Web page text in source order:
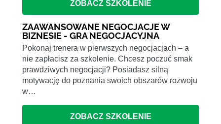
ZOBACZ SZKOLENIE
ZAAWANSOWANE NEGOCJACJE W
BIZNESIE - GRA NEGOCJACYJNA
Pokonaj trenera w pierwszych negocjacjach – a
nie zapłacisz za szkolenie. Chcesz poczuć smak
prawdziwych negocjacji? Posiadasz silną
motywację do poznania swoich obszarów rozwoju
w…
ZOBACZ SZKOLENIE